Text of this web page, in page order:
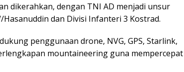
dikerahkan, dengan TNI AD menjadi unsur
dan Divisi Infanteri 3 Kostrad.
penggunaan drone, NVG, GPS, Starlink,
mountaineering guna mempercepat